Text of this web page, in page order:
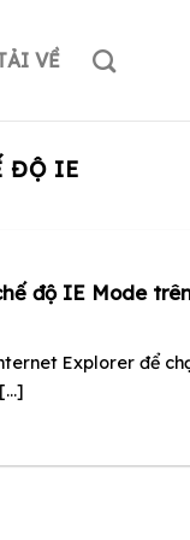
VỀ
ĐỘ IE
độ IE Mode
Explorer để